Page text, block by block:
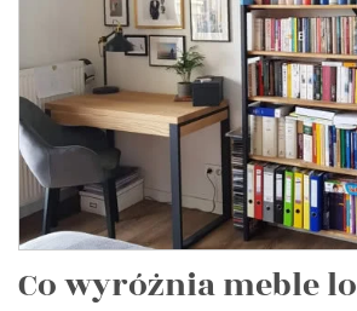
Co wyróżnia meble